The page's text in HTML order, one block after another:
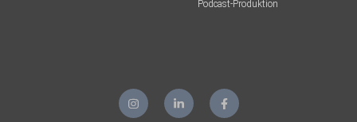
Podcast-Produktion